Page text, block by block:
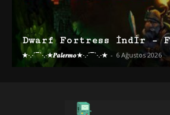
Dwarf Fortress İndir –
★·.·´¯`·.·★𝑷𝒂𝒍𝒆𝒓𝒎𝒐★·.·´¯`·.·★ - 6 Ağustos 2026